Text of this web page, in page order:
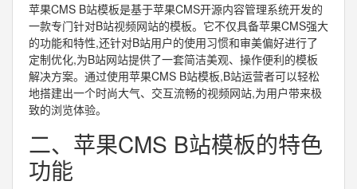
苹果CMS B站模板是基于苹果CMS开源内容管理系统开发的
一款专门针对B站视频网站的模板。它不仅具备苹果CMS强大
的功能和特性,还针对B站用户的使用习惯和审美偏好进行了
定制优化,为B站网站提供了一套简洁美观、操作便利的模板
解决方案。通过使用苹果CMS B站模板,B站运营者可以轻松
地搭建出一个时尚大气、交互流畅的视频网站,为用户带来极
致的浏览体验。
二、苹果CMS B站模板的特色
功能